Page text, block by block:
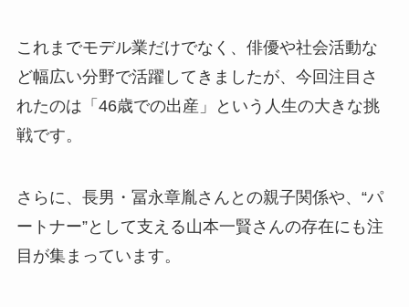
これまでモデル業だけでなく、俳優や社会活動な
ど幅広い分野で活躍してきましたが、今回注目さ
れたのは「46歳での出産」という人生の大きな挑
戦です。
さらに、長男・冨永章胤さんとの親子関係や、“パ
ートナー”として支える山本一賢さんの存在にも注
目が集まっています。